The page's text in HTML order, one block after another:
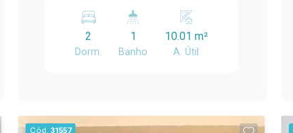
Apartamento Padrão - Localização:
Centro, Pelotas/RS - Dormitórios: 2 -
Área Útil:40m² Este apartamento é ideal
aconchegante para você e sua família.
2
Dorm.
1
Banho
10.01 m²
A. Útil
Cód. 31557